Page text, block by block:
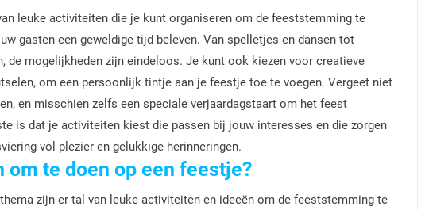
leuke activiteiten die je kunt organiseren om de feeststemming te
gasten een geweldige tijd beleven. Van spelletjes en dansen tot
de mogelijkheden zijn eindeloos. Je kunt ook kiezen voor creatieve
om een persoonlijk tintje aan je feestje toe te voegen. Vergeet niet
en misschien zelfs een speciale verjaardagstaart om het feest
is dat je activiteiten kiest die passen bij jouw interesses en die zorgen
vol plezier en gelukkige herinneringen.
om te doen op een feestje?
zijn er tal van leuke activiteiten en ideeën om de feeststemming te